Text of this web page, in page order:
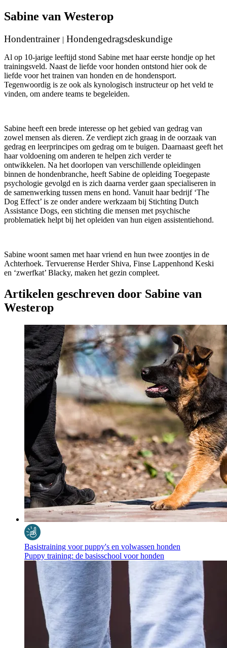
Sabine van Westerop
Hondentrainer | Hondengedragsdeskundige
Al op 10-jarige leeftijd stond Sabine met haar eerste hondje op het
trainingsveld. Naast de liefde voor honden ontstond hier ook de
liefde voor het trainen van honden en de hondensport.
Tegenwoordig is ze ook als kynologisch instructeur op het veld te
vinden, om andere teams te begeleiden.
Sabine heeft een brede interesse op het gebied van gedrag van
zowel mensen als dieren. Ze verdiept zich graag in de oorzaak van
gedrag en leerprincipes om gedrag om te buigen. Daarnaast geeft het
haar voldoening om anderen te helpen zich verder te
ontwikkelen. Na het doorlopen van verschillende opleidingen
binnen de hondenbranche, heeft Sabine de opleiding Toegepaste
psychologie gevolgd en is zich daarna verder gaan specialiseren in
de samenwerking tussen mens en hond. Vanuit haar bedrijf ‘The
Dog Effect’ is ze onder andere werkzaam bij Stichting Dutch
Assistance Dogs, een stichting die mensen met psychische
problematiek helpt bij het opleiden van hun eigen assistentiehond.
Sabine woont samen met haar vriend en hun twee zoontjes in de
Achterhoek. Tervuerense Herder Shiva, Finse Lappenhond Keski
en ‘zwerfkat’ Blacky, maken het gezin compleet.
Artikelen geschreven door Sabine van
Westerop
Basistraining voor puppy's en volwassen honden
Puppy training: de basisschool voor honden